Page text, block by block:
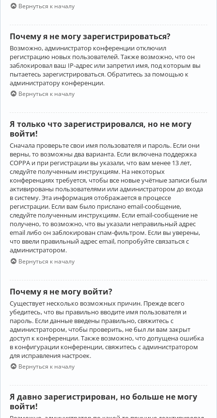
Вернуться к началу
Почему я не могу зарегистрироваться?
Возможно, администратор конференции отключил
регистрацию новых пользователей. Также возможно, что он
заблокировал ваш IP-адрес или запретил имя, под которым вы
пытаетесь зарегистрироваться. Обратитесь за помощью к
администратору конференции.
Вернуться к началу
Я только что зарегистрировался, но не могу
войти!
Сначала проверьте свои имя пользователя и пароль. Если они
верны, то возможны два варианта. Если включена поддержка
COPPA и при регистрации вы указали, что вам менее 13 лет,
следуйте полученным инструкциям. На некоторых
конференциях требуется, чтобы все новые учётные записи были
активированы пользователями или администратором до входа
в систему. Эта информация отображается в процессе
регистрации. Если вам было прислано email-сообщение,
следуйте полученным инструкциям. Если email-сообщение не
получено, то возможно, что вы указали неправильный адрес
email либо он заблокирован спам-фильтром. Если вы уверены,
что ввели правильный адрес email, попробуйте связаться с
администратором.
Вернуться к началу
Почему я не могу войти?
Существует несколько возможных причин. Прежде всего
убедитесь, что вы правильно вводите имя пользователя и
пароль. Если данные введены правильно, свяжитесь с
администратором, чтобы проверить, не был ли вам закрыт
доступ к конференции. Также возможно, что допущена ошибка
в конфигурации конференции, свяжитесь с администратором
для исправления настроек.
Вернуться к началу
Я давно зарегистрирован, но больше не могу
войти!